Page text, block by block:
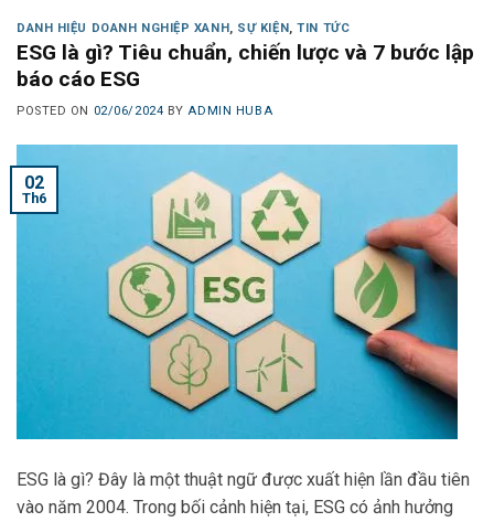
DANH HIỆU DOANH NGHIỆP XANH, SỰ KIỆN,TIN TỨC
ESG là gì? Tiêu chuẩn, chiến lược và 7 bước lập
báo cáo ESG
POSTED ON 02/06/2024 BYADMIN HUBA
02
Th6
ESG là gì? Đây là một thuật ngữ được xuất hiện lần đầu tiên
vào năm 2004. Trong bối cảnh hiện tại, ESG có ảnh hưởng